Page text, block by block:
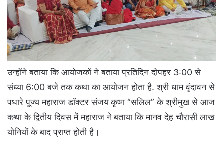
उन्होंने बताया कि आयोजकों ने बताया प्रतिदिन दोपहर 3:00 से
संध्या 6:00 बजे तक कथा का आयोजन होता है. श्री धाम वृंदावन से
पधारे पूज्य महाराज डॉक्टर संजय कृष्ण “सलिल” के श्रीमुख से आज
कथा के द्वितीय दिवस में महाराज ने बताया कि मानव देह चौरासी लाख
योनियों के बाद प्राप्त होती है।